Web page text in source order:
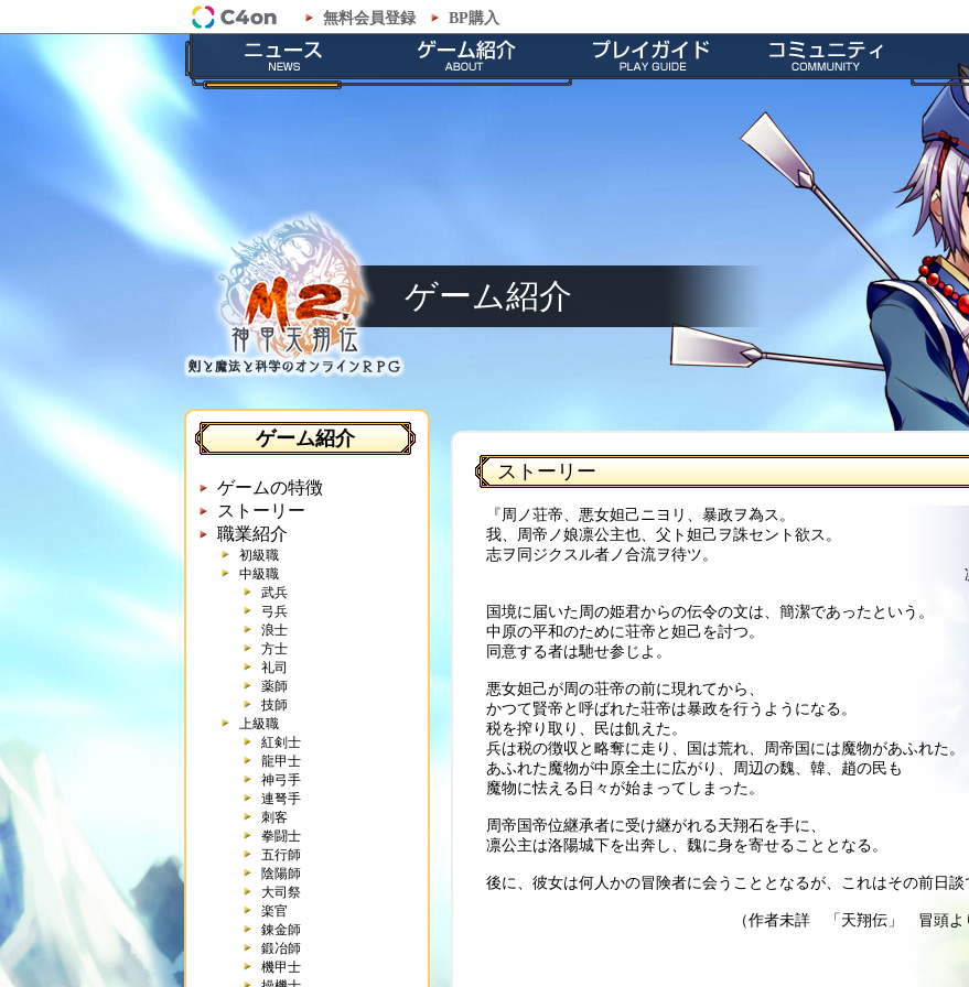
無料会員登録 BP購入
「M2-神甲天翔伝-」ゲーム紹介 - ストーリー
ゲーム紹介
師団＆友だち募集掲示板
ファンキット
ファンサイト
M2オリジナル辞書
壁紙
師団ランキング
よ
ゲーム紹介
ゲームの特徴
ストーリー
職業紹介
初級職
中級職
武兵
弓兵
浪士
方士
礼司
薬師
技師
上級職
紅剣士
龍甲士
神弓手
連弩手
刺客
拳闘士
五行師
陰陽師
大司祭
楽官
錬金師
鍛冶師
機甲士
ストーリー
『周ノ荘帝、悪女妲己ニヨリ、暴政ヲ為ス。
我、周帝ノ娘凛公主也、父ト妲己ヲ誅セント欲ス。
志ヲ同ジクスル者ノ合流ヲ待ツ。
国境に届いた周の姫君からの伝令の文は、簡潔であったという。
中原の平和のために荘帝と妲己を討つ。
同意する者は馳せ参じよ。
悪女妲己が周の荘帝の前に現れてから、
かつて賢帝と呼ばれた荘帝は暴政を行うようになる。
税を搾り取り、民は飢えた。
兵は税の徴収と略奪に走り、国は荒れ、周帝国には魔物があふれた。
あふれた魔物が中原全土に広がり、周辺の魏、韓、趙の民も
魔物に怯える日々が始まってしまった。
周帝国帝位継承者に受け継がれる天翔石を手に、
凛公主は洛陽城下を出奔し、魏に身を寄せることとなる。
後に、彼女は何人かの冒険者に会うこととなるが、これはその前日談
（作者未詳 「天翔伝」 冒頭よ